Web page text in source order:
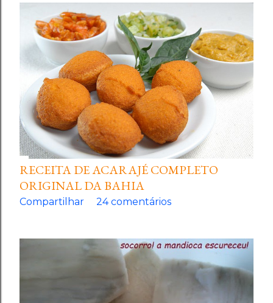
RECEITA DE ACARAJÉ COMPLETO
ORIGINAL DA BAHIA
Compartilhar 24 comentários